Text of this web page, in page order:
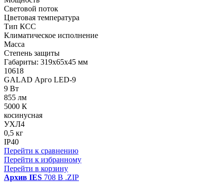
Световой поток
Цветовая температура
Тип КСС
Климатическое исполнение
Масса
Степень защиты
Габариты: 319x65x45 мм
10618
GALAD Арго LED-9
9 Вт
855 лм
5000 К
косинусная
УХЛ4
0,5 кг
IP40
Перейти к сравнению
Перейти к избранному
Перейти в корзину
Архив IES 708 B .ZIP